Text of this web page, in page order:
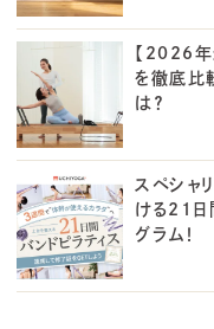
【2026年
を徹底比
は？
スペシャ
ける21日
グラム！